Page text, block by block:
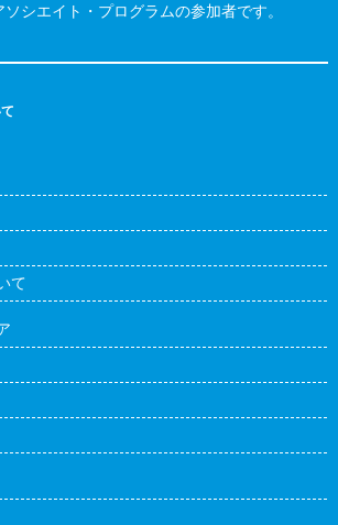
シエイト・プログラムの参加者です。
て